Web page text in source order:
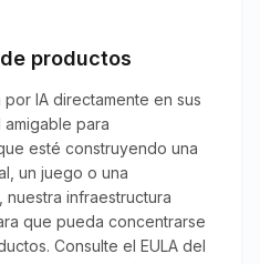
productos
IA directamente en sus
amigable para
esté construyendo una
un juego o una
infraestructura
que pueda concentrarse
Consulte el EULA del